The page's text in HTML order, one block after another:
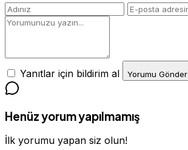
Yanıtlar için bildirim al Yorumu Gönder
Henüz yorum yapılmamış
İlk yorumu yapan siz olun!